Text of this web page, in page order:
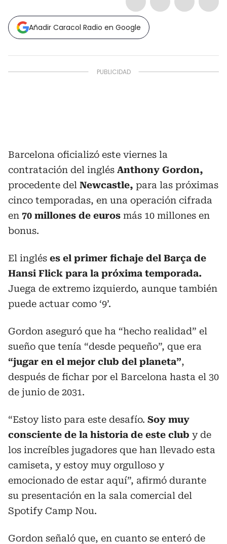
Añadir Caracol Radio en Google
Barcelona oficializó este viernes la
contratación del inglés Anthony Gordon,
procedente del Newcastle, para las próximas
cinco temporadas, en una operación cifrada
en 70 millones de euros más 10 millones en
bonus.
El inglés es el primer fichaje del Barça de
Hansi Flick para la próxima temporada.
Juega de extremo izquierdo, aunque también
puede actuar como ‘9’.
Gordon aseguró que ha “hecho realidad” el
sueño que tenía “desde pequeño”, que era
“jugar en el mejor club del planeta”,
después de fichar por el Barcelona hasta el 30
de junio de 2031.
“Estoy listo para este desafío. Soy muy
consciente de la historia de este club y de
los increíbles jugadores que han llevado esta
camiseta, y estoy muy orgulloso y
emocionado de estar aquí”, afirmó durante
su presentación en la sala comercial del
Spotify Camp Nou.
Gordon señaló que, en cuanto se enteró de